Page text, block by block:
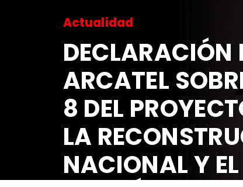
Actualidad
DECLARACIÓN
ARCATEL
8 DEL
LA
NACIONAL Y